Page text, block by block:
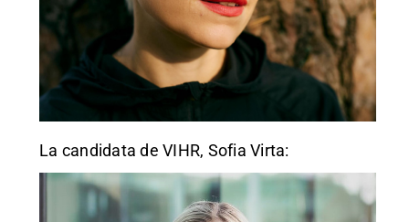
La candidata de VIHR, Sofia Virta: